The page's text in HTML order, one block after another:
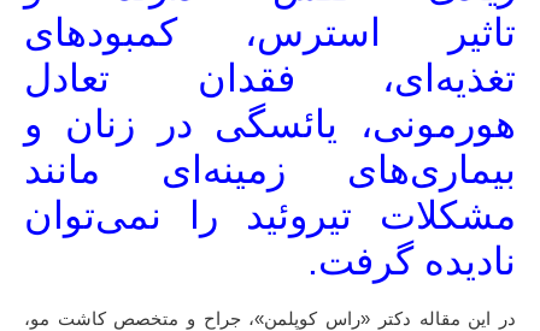
تاثیر استرس، کمبودهای
تغذیه‌ای، فقدان تعادل
هورمونی، یائسگی در زنان و
بیماری‌های زمینه‌ای مانند
مشکلات تیروئید را نمی‌توان
نادیده گرفت.
در این مقاله دکتر «راس کوپلمن»، جراح و متخصص کاشت مو،